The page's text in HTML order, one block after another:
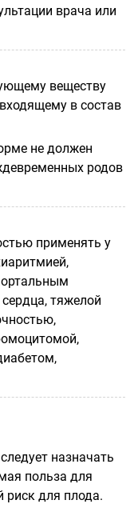
врача или
веществу
в состав
не должен
родов
применять у
тяжелой
назначать
польза для
риск для плода.